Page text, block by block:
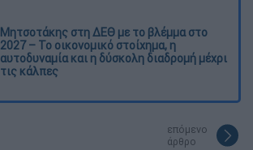
Μητσοτάκης στη ΔΕΘ με το βλέμμα στο
2027 – Το οικονομικό στοίχημα, η
αυτοδυναμία και η δύσκολη διαδρομή μέχρι
τις κάλπες
επόμενο
άρθρο